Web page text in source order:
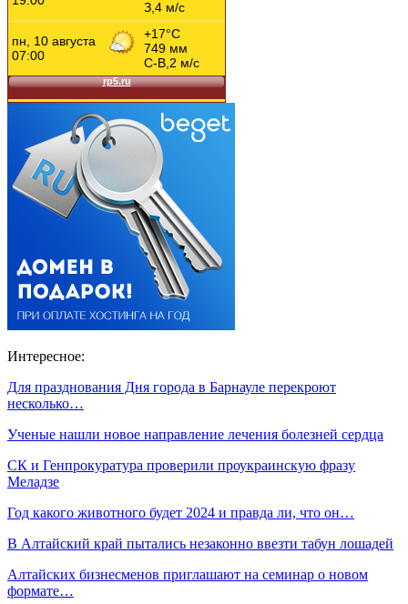
Интересное:
Для празднования Дня города в Барнауле перекроют
несколько…
Ученые нашли новое направление лечения болезней сердца
СК и Генпрокуратура проверили проукраинскую фразу
Меладзе
Год какого животного будет 2024 и правда ли, что он…
В Алтайский край пытались незаконно ввезти табун лошадей
Алтайских бизнесменов приглашают на семинар о новом
формате…